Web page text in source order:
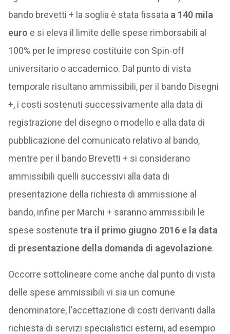
bando brevetti + la soglia è stata fissata a 140 mila
euro e si eleva il limite delle spese rimborsabili al
100% per le imprese costituite con Spin-off
universitario o accademico. Dal punto di vista
temporale risultano ammissibili, per il bando Disegni
+, i costi sostenuti successivamente alla data di
registrazione del disegno o modello e alla data di
pubblicazione del comunicato relativo al bando,
mentre per il bando Brevetti + si considerano
ammissibili quelli successivi alla data di
presentazione della richiesta di ammissione al
bando, infine per Marchi + saranno ammissibili le
spese sostenute tra il primo giugno 2016 e la data
di presentazione della domanda di agevolazione.
Occorre sottolineare come anche dal punto di vista
delle spese ammissibili vi sia un comune
denominatore, l’accettazione di costi derivanti dalla
richiesta di servizi specialistici esterni, ad esempio